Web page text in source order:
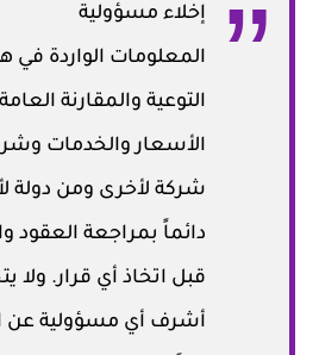
إخلاء مسؤولية
المعلومات الواردة في
التوعية والمقارنة
الأسعار والخدمات
شركة لأخرى ومن دولة
دائماً بمراجعة
قبل اتخاذ أي قرار.
أشرف أي مسؤولية عن